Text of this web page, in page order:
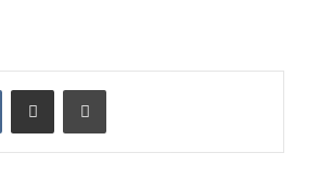
VKontakteShare via Email Print